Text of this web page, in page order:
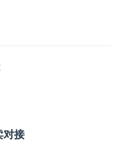
对接